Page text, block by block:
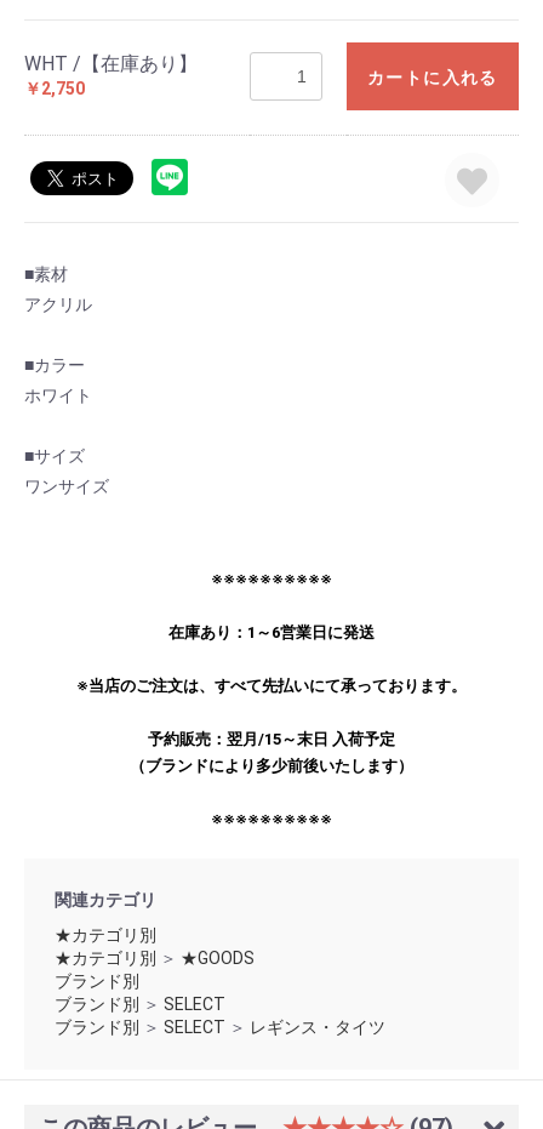
WHT /【在庫あり】
￥2,750
カートに入れる
■素材
アクリル
■カラー
ホワイト
■サイズ
ワンサイズ
※※※※※※※※※※
在庫あり：1～6営業日に発送
※当店のご注文は、すべて先払いにて承っております。
予約販売：翌月/15～末日 入荷予定
（ブランドにより多少前後いたします）
※※※※※※※※※※
関連カテゴリ
★カテゴリ別
★カテゴリ別 ＞ ★GOODS
ブランド別
ブランド別 ＞ SELECT
ブランド別 ＞ SELECT ＞ レギンス・タイツ